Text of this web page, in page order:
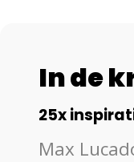
In de
25x
Max